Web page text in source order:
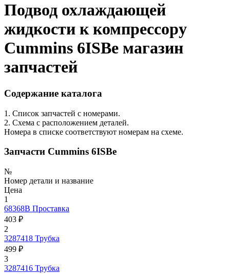
Подвод охлаждающей
жидкости к компрессору
Cummins 6ISBe магазин
запчастей
Содержание каталога
1. Список запчастей с номерами.
2. Схема с расположением деталей.
Номера в списке соответствуют номерам на схеме.
Запчасти Cummins 6ISBe
№
Номер детали и название
Цена
1
68368B Проставка
403 ₽
2
3287418 Трубка
499 ₽
3
3287416 Трубка